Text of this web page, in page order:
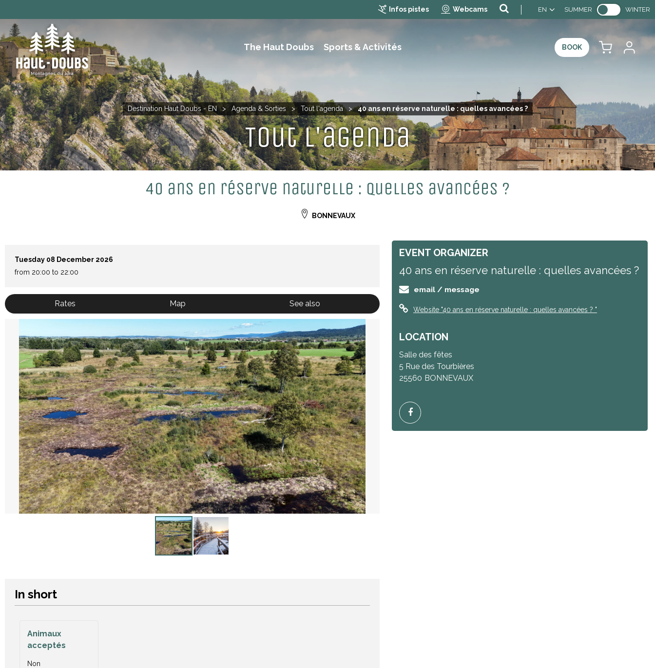
Infos pistes Webcams EN SUMMER WINTER
The Haut Doubs Sports & Activités BOOK
Destination Haut Doubs - EN > Agenda & Sorties > Tout l'agenda > 40 ans en réserve naturelle : quelles avancées ?
Tout l'agenda
40 ans en réserve naturelle : quelles avancées ?
BONNEVAUX
Tuesday 08 December 2026
from 20:00 to 22:00
Rates Map See also
EVENT ORGANIZER
40 ans en réserve naturelle : quelles avancées ?
email / message
Website "40 ans en réserve naturelle : quelles avancées ? "
LOCATION
Salle des fêtes
5 Rue des Tourbières
25560 BONNEVAUX
In short
Animaux
acceptés
Non